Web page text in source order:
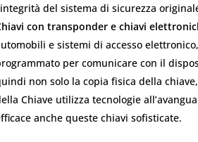
del sistema di sicurezza
con transponder e chiavi
e sistemi di accesso
per comunicare con il
non solo la copia fisica della
Chiave utilizza tecnologie
anche queste chiavi sofisticate.